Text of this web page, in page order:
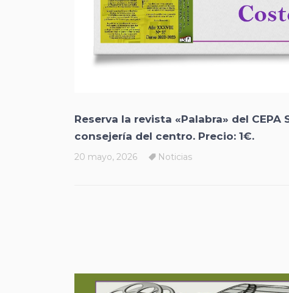
Reserva la revista «Palabra» del
consejería del centro. Precio: 1€.
20 mayo, 2026 Noticias